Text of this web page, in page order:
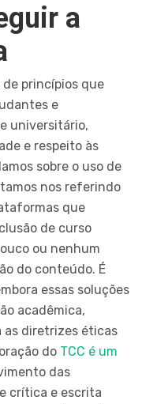
a
princípios que
e
universitário,
e respeito às
sobre o uso de
nos referindo
que
de curso
ou nenhum
do conteúdo. É
essas soluções
acadêmica,
as diretrizes éticas
do TCC é um
das
crítica e escrita